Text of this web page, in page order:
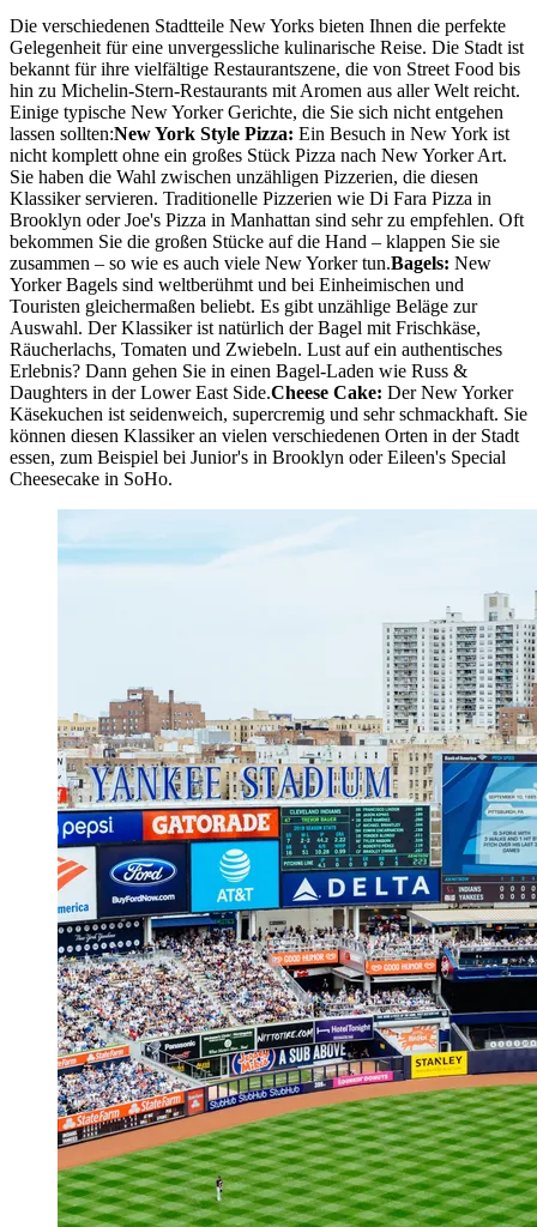
Die verschiedenen Stadtteile New Yorks bieten Ihnen die perfekte
Gelegenheit für eine unvergessliche kulinarische Reise. Die Stadt ist
bekannt für ihre vielfältige Restaurantszene, die von Street Food bis
hin zu Michelin-Stern-Restaurants mit Aromen aus aller Welt reicht.
Einige typische New Yorker Gerichte, die Sie sich nicht entgehen
lassen sollten:New York Style Pizza: Ein Besuch in New York ist
nicht komplett ohne ein großes Stück Pizza nach New Yorker Art.
Sie haben die Wahl zwischen unzähligen Pizzerien, die diesen
Klassiker servieren. Traditionelle Pizzerien wie Di Fara Pizza in
Brooklyn oder Joe's Pizza in Manhattan sind sehr zu empfehlen. Oft
bekommen Sie die großen Stücke auf die Hand – klappen Sie sie
zusammen – so wie es auch viele New Yorker tun.Bagels: New
Yorker Bagels sind weltberühmt und bei Einheimischen und
Touristen gleichermaßen beliebt. Es gibt unzählige Beläge zur
Auswahl. Der Klassiker ist natürlich der Bagel mit Frischkäse,
Räucherlachs, Tomaten und Zwiebeln. Lust auf ein authentisches
Erlebnis? Dann gehen Sie in einen Bagel-Laden wie Russ &
Daughters in der Lower East Side.Cheese Cake: Der New Yorker
Käsekuchen ist seidenweich, supercremig und sehr schmackhaft. Sie
können diesen Klassiker an vielen verschiedenen Orten in der Stadt
essen, zum Beispiel bei Junior's in Brooklyn oder Eileen's Special
Cheesecake in SoHo.